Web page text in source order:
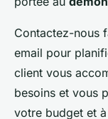
Contactez-nous
email pour
client vous
besoins et vous
votre budget et